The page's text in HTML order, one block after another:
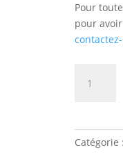
Pour
pour
opus
Catégorie :